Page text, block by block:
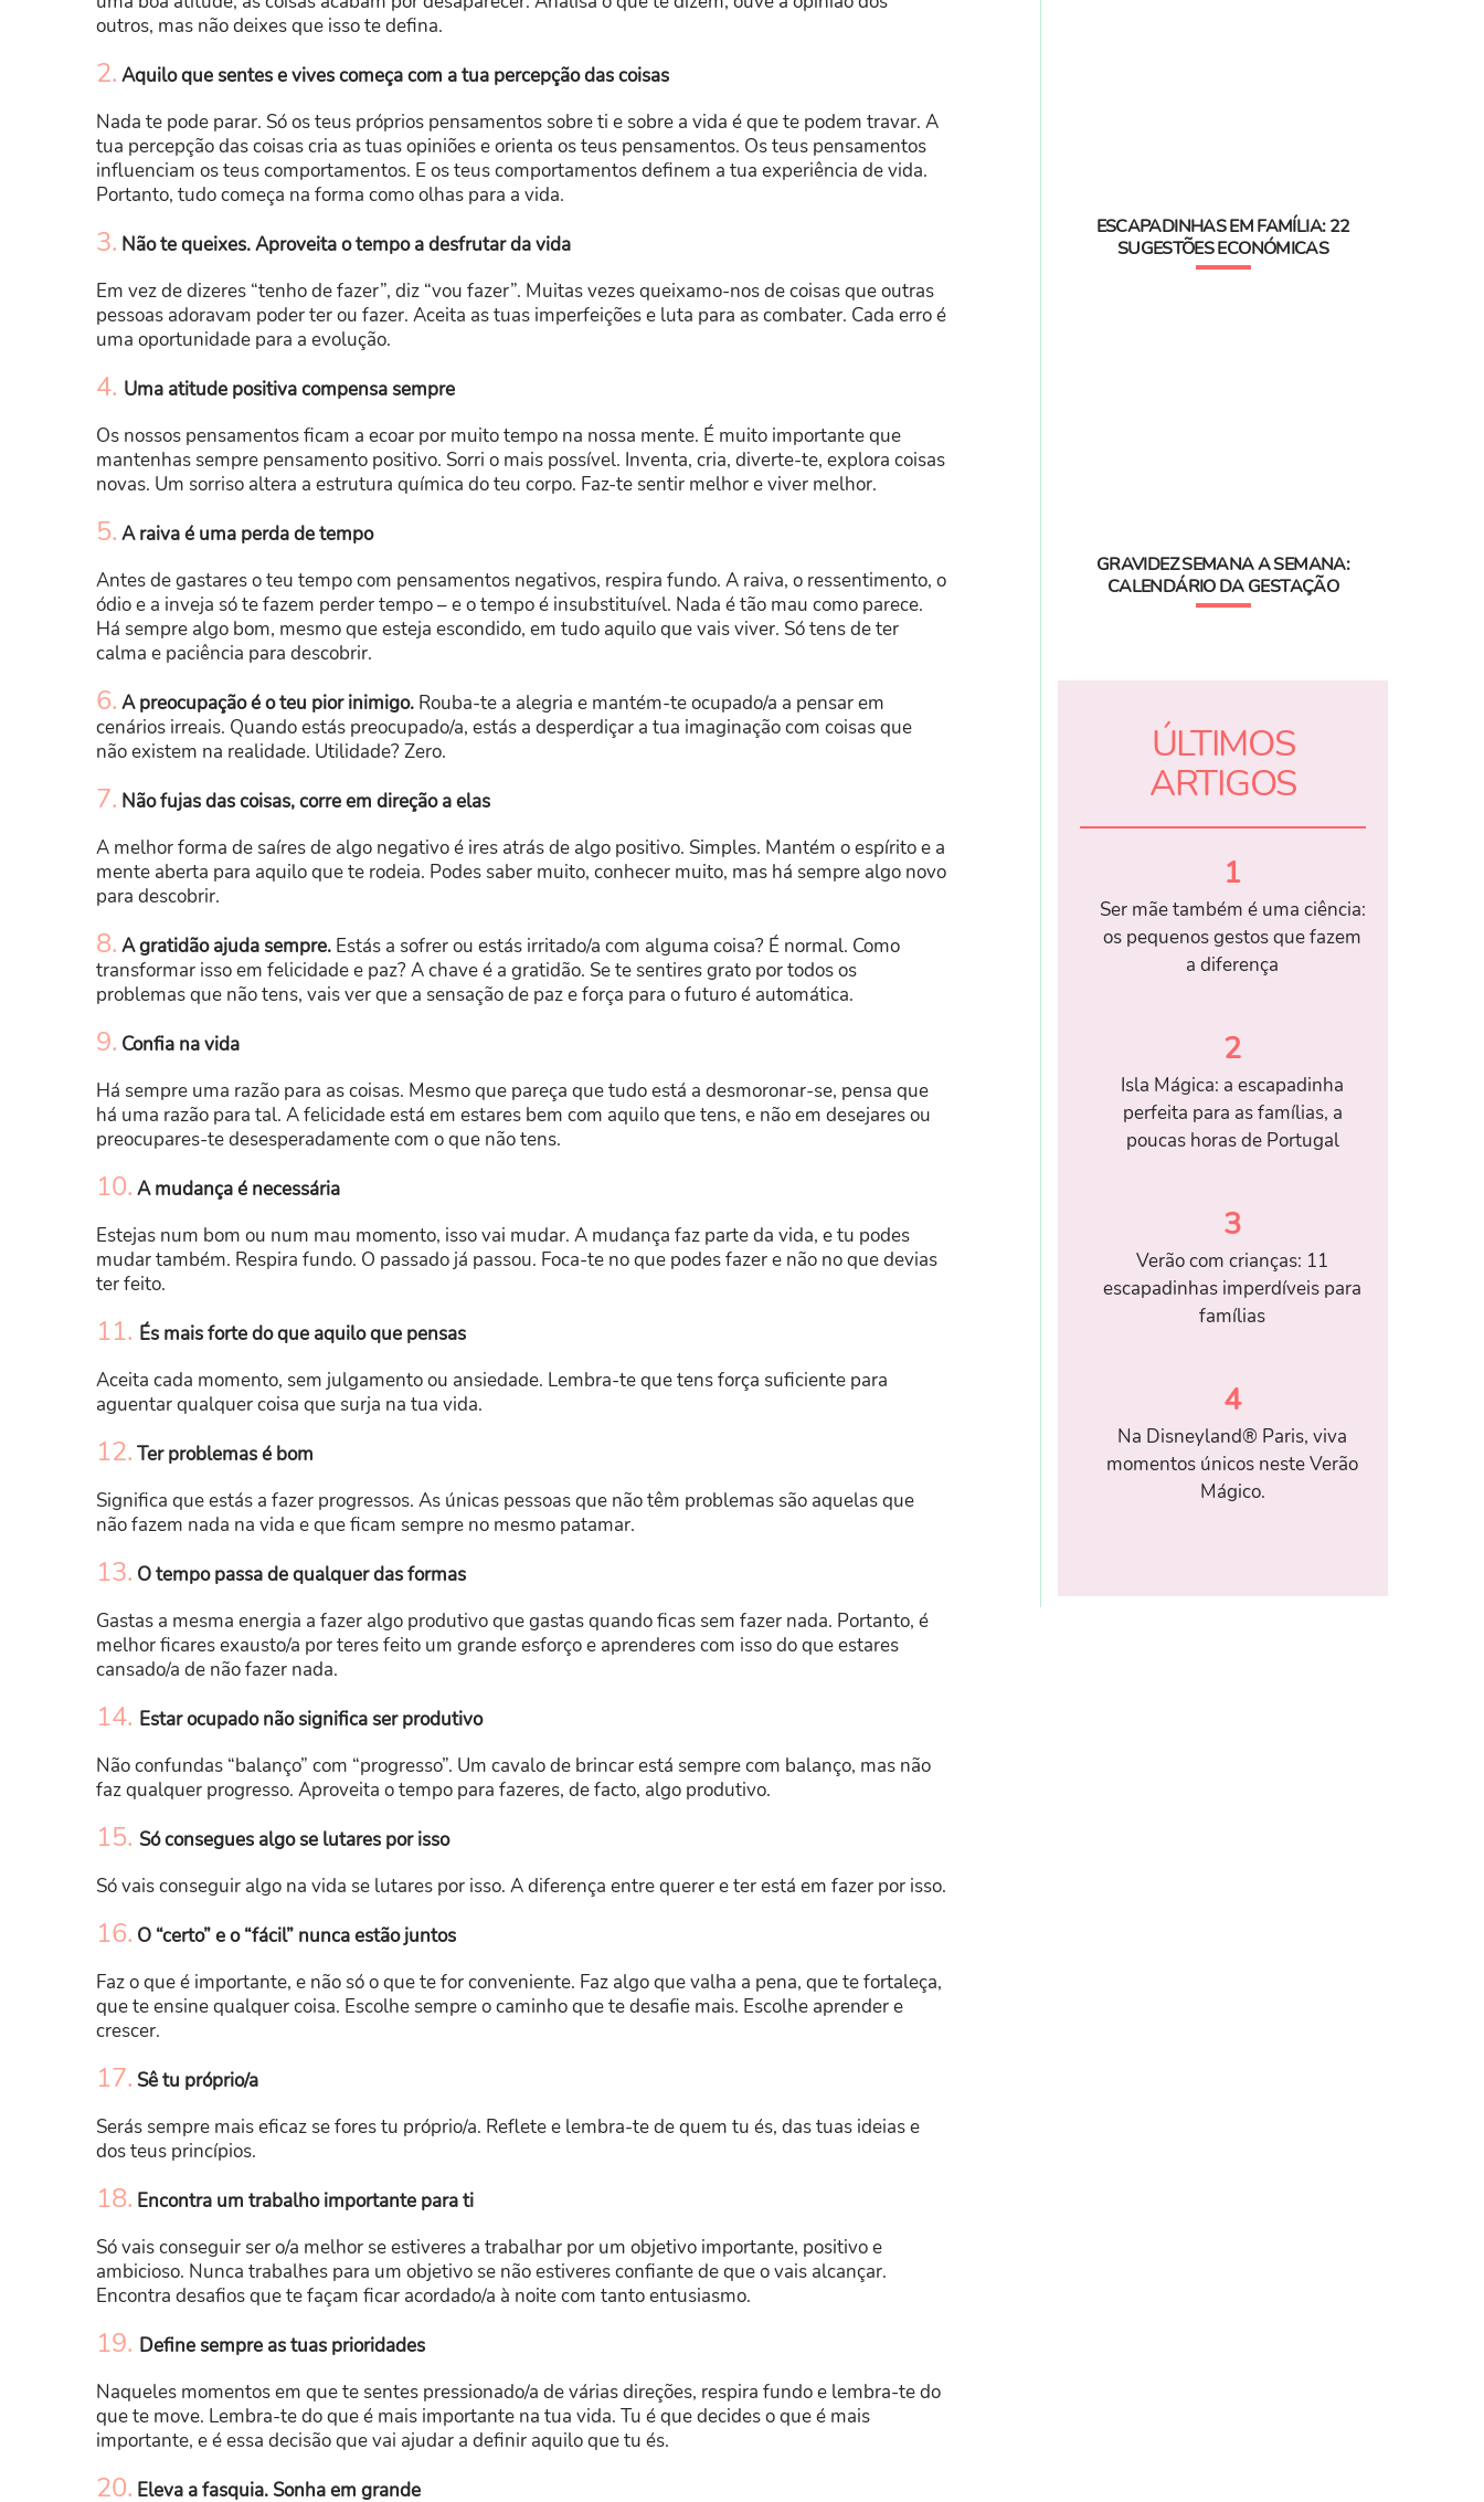
outros, mas não deixes que isso te defina.
2. Aquilo que sentes e vives começa com a tua percepção das coisas
Nada te pode parar. Só os teus próprios pensamentos sobre ti e sobre a vida é que te podem travar. A
tua percepção das coisas cria as tuas opiniões e orienta os teus pensamentos. Os teus pensamentos
influenciam os teus comportamentos. E os teus comportamentos definem a tua experiência de vida.
Portanto, tudo começa na forma como olhas para a vida.
3. Não te queixes.Aproveita o tempo a desfrutar da vida
Em vez de dizeres “tenho de fazer”, diz “vou fazer”. Muitas vezes queixamo-nos de coisas que outras
pessoas adoravam poder ter ou fazer. Aceita as tuas imperfeições e luta para as combater. Cada erro é
uma oportunidade para a evolução.
4. Uma atitude positiva compensa sempre
Os nossos pensamentos ficam a ecoar por muito tempo na nossa mente. É muito importante que
mantenhas sempre pensamento positivo. Sorri o mais possível. Inventa, cria, diverte-te, explora coisas
novas. Um sorriso altera a estrutura química do teu corpo. Faz-te sentir melhor e viver melhor.
5. A raiva é uma perda de tempo
Antes de gastares o teu tempo com pensamentos negativos, respira fundo. A raiva, o ressentimento, o
ódio e a inveja só te fazem perder tempo – e o tempo é insubstituível. Nada é tão mau como parece.
Há sempre algo bom, mesmo que esteja escondido, em tudo aquilo que vais viver. Só tens de ter
calma e paciência para descobrir.
6. A preocupação é o teu pior inimigo. Rouba-te a alegria e mantém-te ocupado/a a pensar em
cenários irreais. Quando estás preocupado/a, estás a desperdiçar a tua imaginação com coisas que
não existem na realidade. Utilidade? Zero.
7. Não fujas das coisas, corre em direção a elas
A melhor forma de saíres de algo negativo é ires atrás de algo positivo. Simples. Mantém o espírito e a
mente aberta para aquilo que te rodeia. Podes saber muito, conhecer muito, mas há sempre algo novo
para descobrir.
8. A gratidão ajuda sempre. Estás a sofrer ou estás irritado/a com alguma coisa? É normal. Como
transformar isso em felicidade e paz? A chave é a gratidão. Se te sentires grato por todos os
problemas que não tens, vais ver que a sensação de paz e força para o futuro é automática.
9. Confia na vida
Há sempre uma razão para as coisas. Mesmo que pareça que tudo está a desmoronar-se, pensa que
há uma razão para tal. A felicidade está em estares bem com aquilo que tens, e não em desejares ou
preocupares-te desesperadamente com o que não tens.
10. A mudança é necessária
Estejas num bom ou num mau momento, isso vai mudar. A mudança faz parte da vida, e tu podes
mudar também. Respira fundo. O passado já passou. Foca-te no que podes fazer e não no que devias
ter feito.
11. És mais forte do que aquilo que pensas
Aceita cada momento, sem julgamento ou ansiedade. Lembra-te que tens força suficiente para
aguentar qualquer coisa que surja na tua vida.
12. Ter problemas é bom
Significa que estás a fazer progressos. As únicas pessoas que não têm problemas são aquelas que
não fazem nada na vida e que ficam sempre no mesmo patamar.
13. O tempo passa de qualquer das formas
Gastas a mesma energia a fazer algo produtivo que gastas quando ficas sem fazer nada. Portanto, é
melhor ficares exausto/a por teres feito um grande esforço e aprenderes com isso do que estares
cansado/a de não fazer nada.
14. Estar ocupado não significa ser produtivo
Não confundas “balanço” com “progresso”. Um cavalo de brincar está sempre com balanço, mas não
faz qualquer progresso. Aproveita o tempo para fazeres, de facto, algo produtivo.
15. Só consegues algo se lutares por isso
Só vais conseguir algo na vida se lutares por isso. A diferença entre querer e ter está em fazer por isso.
16. O “certo” e o “fácil” nunca estão juntos
Faz o que é importante, e não só o que te for conveniente. Faz algo que valha a pena, que te fortaleça,
que te ensine qualquer coisa. Escolhe sempre o caminho que te desafie mais. Escolhe aprender e
crescer.
17. Sê tu próprio/a
Serás sempre mais eficaz se fores tu próprio/a. Reflete e lembra-te de quem tu és, das tuas ideias e
dos teus princípios.
18. Encontra um trabalho importante para ti
Só vais conseguir ser o/a melhor se estiveres a trabalhar por um objetivo importante, positivo e
ambicioso. Nunca trabalhes para um objetivo se não estiveres confiante de que o vais alcançar.
Encontra desafios que te façam ficar acordado/a à noite com tanto entusiasmo.
19. Define sempre as tuas prioridades
Naqueles momentos em que te sentes pressionado/a de várias direções, respira fundo e lembra-te do
que te move. Lembra-te do que é mais importante na tua vida. Tu é que decides o que é mais
importante, e é essa decisão que vai ajudar a definir aquilo que tu és.
20. Eleva a fasquia. Sonha em grande
ESCAPADINHAS EM FAMÍLIA: 22
SUGESTÕES ECONÓMICAS
GRAVIDEZ SEMANA A SEMANA:
CALENDÁRIO DA GESTAÇÃO
ÚLTIMOS
ARTIGOS
1
Ser mãe também é uma ciência:
os pequenos gestos que fazem
a diferença
2
Isla Mágica: a escapadinha
perfeita para as famílias, a
poucas horas de Portugal
3
Verão com crianças: 11
escapadinhas imperdíveis para
famílias
4
Na Disneyland® Paris, viva
momentos únicos neste Verão
Mágico.